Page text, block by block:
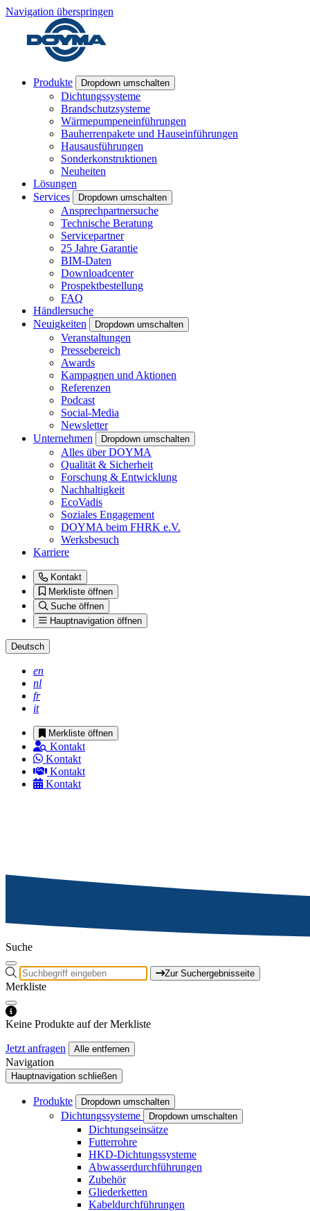
Navigation überspringen
Produkte Dropdown umschalten
Dichtungssysteme
Brandschutzsysteme
Wärmepumpeneinführungen
Bauherrenpakete und Hauseinführungen
Hausausführungen
Sonderkonstruktionen
Neuheiten
Lösungen
Services
Dropdown umschalten
Ansprechpartnersuche
Technische Beratung
Servicepartner
25 Jahre Garantie
BIM-Daten
Downloadcenter
Prospektbestellung
FAQ
Händlersuche
Neuigkeiten
Dropdown umschalten
Veranstaltungen
Pressebereich
Awards
Kampagnen und Aktionen
Referenzen
Podcast
Social-Media
Newsletter
Unternehmen
Dropdown umschalten
Alles über DOYMA
Qualität & Sicherheit
Forschung & Entwicklung
Nachhaltigkeit
EcoVadis
Soziales Engagement
DOYMA beim FHRK e.V.
Werksbesuch
Karriere
Kontakt
Merkliste öffnen
Suche öffnen
Hauptnavigation öffnen
Deutsch
en
nl
fr
it
Merkliste öffnen
Kontakt
Kontakt
Kontakt
Kontakt
Suche
Zur Suchergebnisseite
Merkliste
Keine Produkte auf der Merkliste
Jetzt anfragen Alle entfernen
Navigation
Hauptnavigation schließen
Produkte Dropdown umschalten
Dichtungssysteme Dropdown umschalten
Dichtungseinsätze
Futterrohre
HKD-Dichtungssysteme
Abwasserdurchführungen
Zubehör
Gliederketten
Kabeldurchführungen